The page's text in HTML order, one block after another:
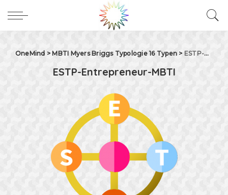
OneMind > MBTI Myers Briggs Typologie 16 Typen > ESTP-Entrepreneur-MBTI
ESTP-Entrepreneur-MBTI